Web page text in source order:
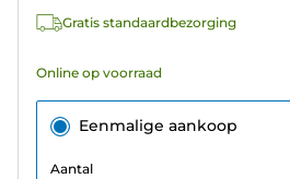
beoordelingen
Gratis standaardbezorging
Online op voorraad
Eenmalige aankoop
Aantal